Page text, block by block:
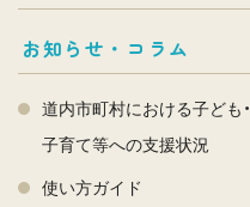
お知らせ・コラム
道内市町村における子ども・
子育て等への支援状況
使い方ガイド